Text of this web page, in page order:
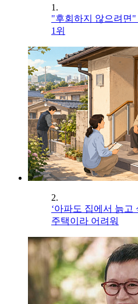
1.
"후회하지 않으려면
1위
2.
‘아파도 집에서 늙
주택이라 어려워